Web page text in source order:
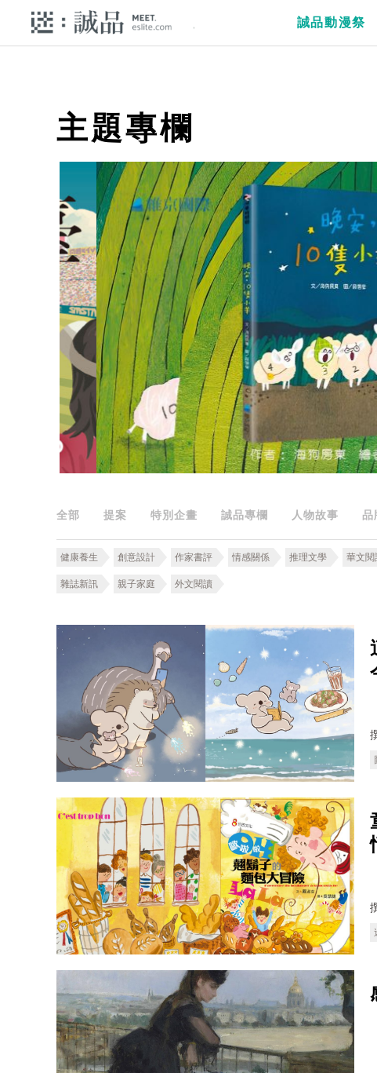
誠品動漫祭
主題專欄
全部 提案 特別企畫 誠品專欄 人物故事 品
健康養生 創意設計 作家書評 情感關係 推理文學 華文閱
雜誌新訊 親子家庭 外文閱讀